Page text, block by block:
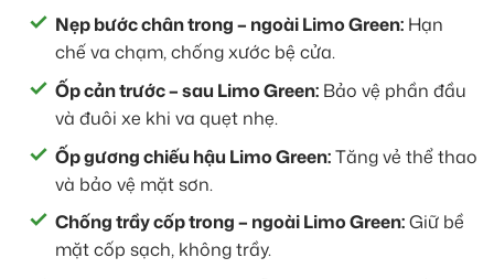
Nẹp bước chân trong – ngoài Limo Green: Hạn
chế va chạm, chống xước bệ cửa.
Ốp cản trước – sau Limo Green: Bảo vệ phần đầu
và đuôi xe khi va quẹt nhẹ.
Ốp gương chiếu hậu Limo Green:Tăng vẻ thể thao
và bảo vệ mặt sơn.
Chống trầy cốp trong – ngoài Limo Green:Giữ bề
mặt cốp sạch, không trầy.